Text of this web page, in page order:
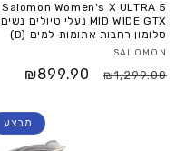
Salomon Women's X ULTRA 5
MID WIDE GTX נעלי טיולים נשים
סלומון רחבות אתומות למים (D)
SALOMON
₪1,299.00
₪899.90
מבצע